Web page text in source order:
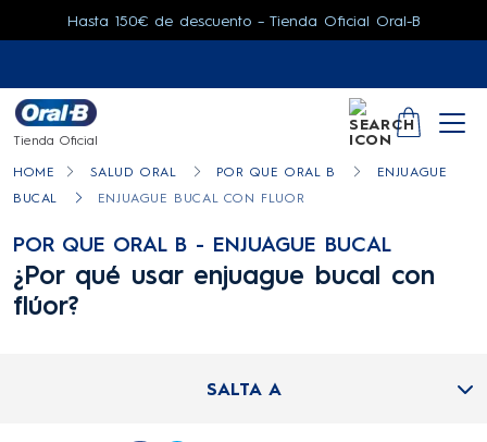
Hasta 150€ de descuento – Tienda Oficial Oral-B
Tienda Oficial
SEARCHYOUR
HOME SALUD ORAL POR QUE ORAL B
ENJUAGUE
BUCAL
ENJUAGUE BUCAL CON FLUOR
POR QUE ORAL B - ENJUAGUE BUCAL
¿Por qué usar enjuague bucal con
flúor?
SALTA A